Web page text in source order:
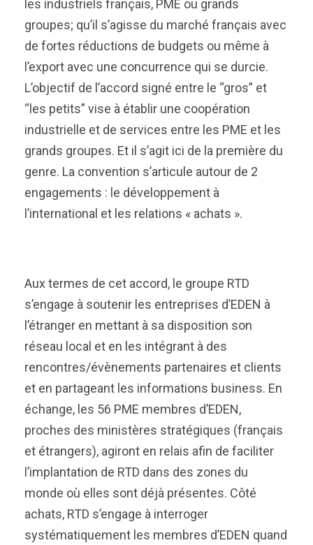
les industriels français, PME ou grands
groupes; qu’il s’agisse du marché français avec
de fortes réductions de budgets ou même à
l’export avec une concurrence qui se durcie.
L’objectif de l’accord signé entre le “gros” et
“les petits” vise à établir une coopération
industrielle et de services entre les PME et les
grands groupes. Et il s’agit ici de la première du
genre. La convention s’articule autour de 2
engagements : le développement à
l’international et les relations « achats ».
Aux termes de cet accord, le groupe RTD
s’engage à soutenir les entreprises d’EDEN à
l’étranger en mettant à sa disposition son
réseau local et en les intégrant à des
rencontres/évènements partenaires et clients
et en partageant les informations business. En
échange, les 56 PME membres d’EDEN,
proches des ministères stratégiques (français
et étrangers), agiront en relais afin de faciliter
l’implantation de RTD dans des zones du
monde où elles sont déjà présentes. Côté
achats, RTD s’engage à interroger
systématiquement les membres d’EDEN quand